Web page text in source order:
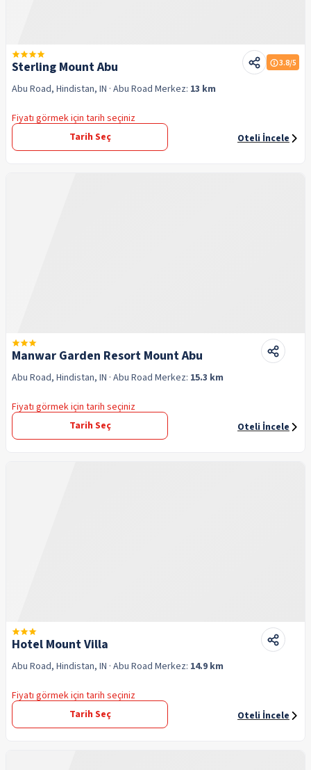
Sterling Mount Abu 3.8/5
Abu Road, Hindistan, IN · Abu Road Merkez: 13 km
Fiyatı görmek için tarih seçiniz
Tarih Seç
Oteli İncele
Manwar Garden Resort Mount Abu
Abu Road, Hindistan, IN · Abu Road Merkez: 15.3 km
Fiyatı görmek için tarih seçiniz
Tarih Seç
Oteli İncele
Hotel Mount Villa
Abu Road, Hindistan, IN · Abu Road Merkez: 14.9 km
Fiyatı görmek için tarih seçiniz
Tarih Seç
Oteli İncele